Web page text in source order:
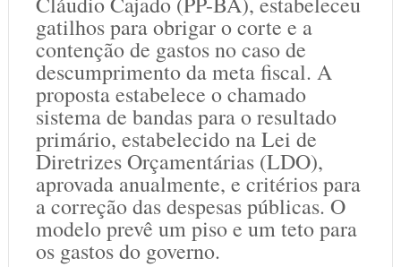
gatilhos para obrigar o corte e a
contenção de gastos no caso de
descumprimento da meta fiscal. A
proposta estabelece o chamado
sistema de bandas para o resultado
primário, estabelecido na Lei de
Diretrizes Orçamentárias (LDO),
aprovada anualmente, e critérios para
a correção das despesas públicas. O
modelo prevê um piso e um teto para
os gastos do governo.